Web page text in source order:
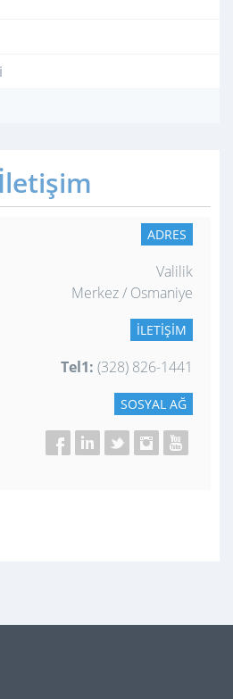
ADRES
Valilik
Merkez / Osmaniye
İLETIŞIM
Tel1: (328) 826-1441
SOSYAL AĞ